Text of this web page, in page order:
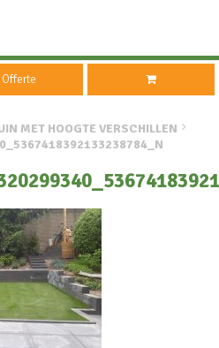
Offerte
MET HOOGTE VERSCHILLEN